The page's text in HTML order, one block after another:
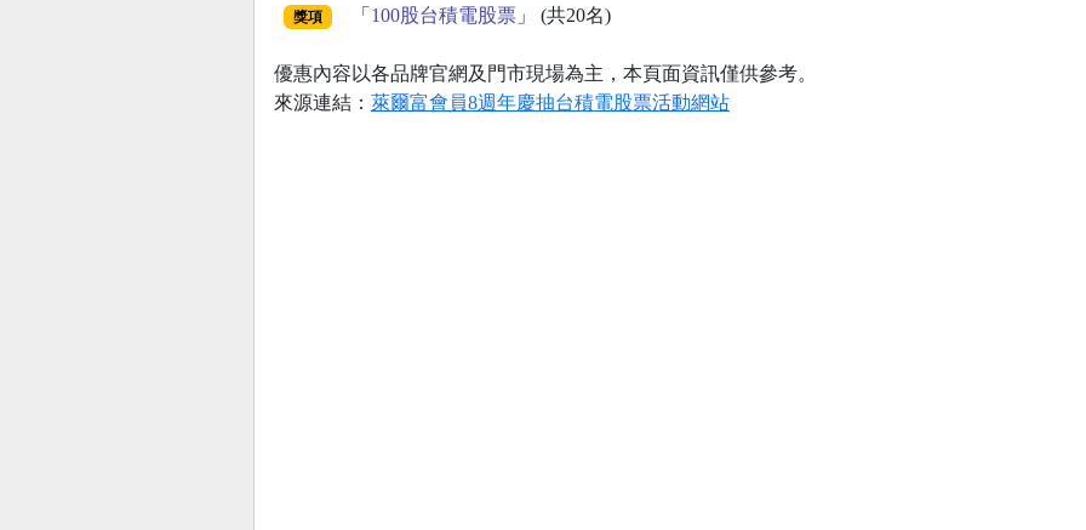
獎項 「 100股台積電股票」 (共20名)
優惠內容以各品牌官網及門市現場為主，本頁面資訊僅供參考。
來源連結： 萊爾富會員8週年慶抽台積電股票活動網站